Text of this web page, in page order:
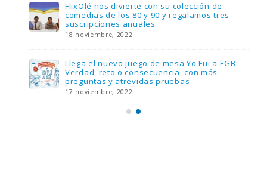
FlixOlé nos divierte con su colección de
comedias de los 80 y 90 y regalamos tres
suscripciones anuales
18 noviembre, 2022
Llega el nuevo juego de mesa Yo Fui a EGB:
Verdad, reto o consecuencia, con más
preguntas y atrevidas pruebas
17 noviembre, 2022